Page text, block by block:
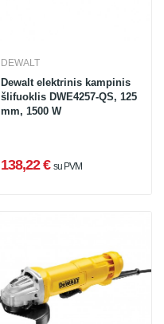
DEWALT
Dewalt elektrinis kampinis
šlifuoklis DWE4257-QS, 125
mm, 1500 W
138,22 € su PVM